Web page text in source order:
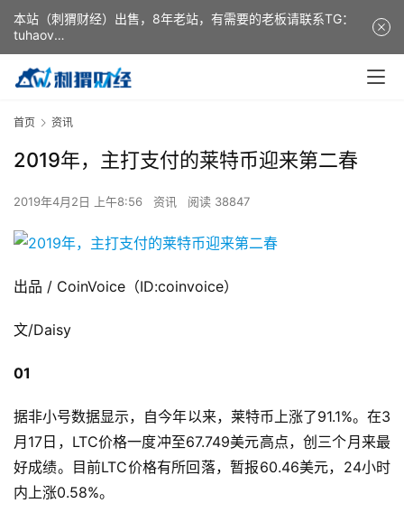
首页 资讯
2019年，主打支付的莱特币迎来第二春
2019年4月2日 上午8:56 资讯 阅读 38847
出品 / CoinVoice（ID:coinvoice）
文/Daisy
01
据非小号数据显示，自今年以来，莱特币上涨了91.1%。在3
月17日，LTC价格一度冲至67.749美元高点，创三个月来最
好成绩。目前LTC价格有所回落，暂报60.46美元，24小时
内上涨0.58%。
本站（刺猬财经）出售，8年老站，有需要的老板请联系TG：
tuhaov
This website (ciweicaijing) is for sale. It is a 8-year-old
website. If you need it, please contact TG: tuhaov